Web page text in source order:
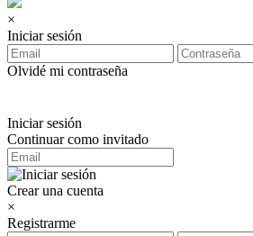
×
Iniciar sesión
Olvidé mi contraseña
Iniciar sesión
Continuar como invitado
Crear una cuenta
×
Registrarme